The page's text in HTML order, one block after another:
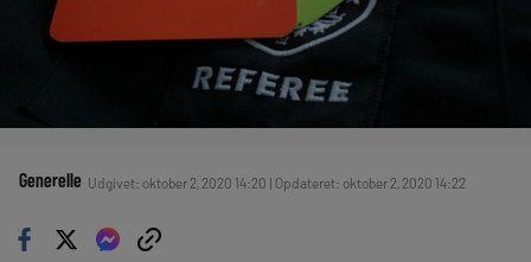
Generelle Udgivet: oktober 2, 2020 14:20 | Opdateret: oktober 2, 2020 14:22